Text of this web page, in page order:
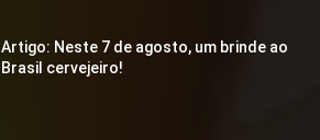
Artigo: Neste 7 de agosto, um brinde ao
Brasil cervejeiro!